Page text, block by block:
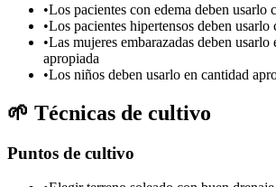
•Los pacientes con edema deben usarlo
•Los pacientes hipertensos deben usarlo
•Las mujeres embarazadas deben usarlo
apropiada
•Los niños deben usarlo en cantidad
🌱 Técnicas de cultivo
Puntos de cultivo